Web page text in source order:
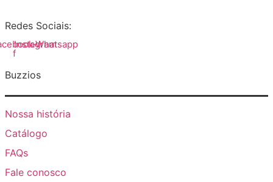
Redes Sociais:
f
InstagramWhatsapp
Buzzios
Nossa história
Catálogo
FAQs
Fale conosco